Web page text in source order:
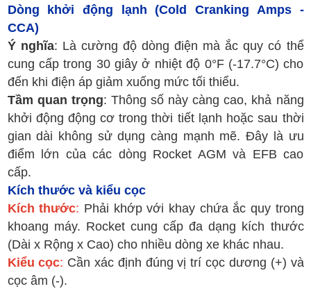
Dòng khởi động lạnh (Cold Cranking Amps -
CCA)
Ý nghĩa: Là cường độ dòng điện mà ắc quy có thể
cung cấp trong 30 giây ở nhiệt độ 0°F (-17.7°C) cho
đến khi điện áp giảm xuống mức tối thiểu.
Tầm quan trọng: Thông số này càng cao, khả năng
khởi động động cơ trong thời tiết lạnh hoặc sau thời
gian dài không sử dụng càng mạnh mẽ. Đây là ưu
điểm lớn của các dòng Rocket AGM và EFB cao
cấp.
Kích thước và kiểu cọc
Kích thước: Phải khớp với khay chứa ắc quy trong
khoang máy. Rocket cung cấp đa dạng kích thước
(Dài x Rộng x Cao) cho nhiều dòng xe khác nhau.
Kiểu cọc: Cần xác định đúng vị trí cọc dương (+) và
cọc âm (-).